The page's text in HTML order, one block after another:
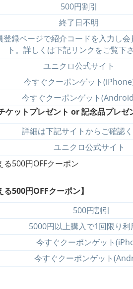
500円割引
終了日不明
登録ページで紹介コードを入力し
ト。詳しくは下記リンクをご覧下さ
ユニクロ公式サイト
今すぐクーポンゲット
今すぐクーポンゲット
ケットプレゼント or 記念品プレゼ
詳細は下記サイトからご確認
ユニクロ公式サイト
500円OFFクーポン】
500円割引
5000円以上購入で1回限り利
今すぐクーポンゲット
今すぐクーポンゲット